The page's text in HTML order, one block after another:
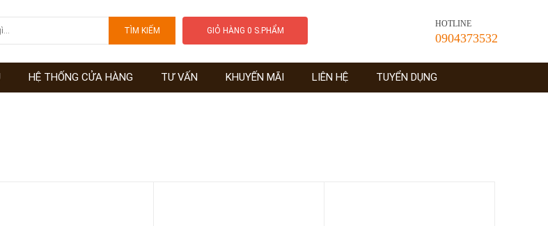
GIỎ HÀNG 0 S.PHẨM
HOTLINE
0904373532
HỆ THỐNG CỬA HÀNG TƯ VẤN KHUYẾN MÃI LIÊN HỆ TUYỂN DỤNG